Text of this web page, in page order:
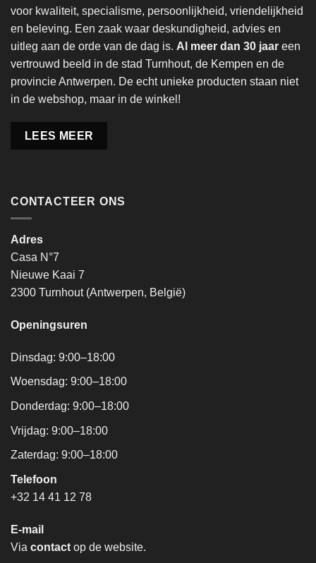
voor kwaliteit, specialisme, persoonlijkheid, vriendelijkheid
en beleving. Een zaak waar deskundigheid, advies en
uitleg aan de orde van de dag is. Al meer dan 30 jaar een
vertrouwd beeld in de stad Turnhout, de Kempen en de
provincie Antwerpen. De echt unieke producten staan niet
in de webshop, maar in de winkel!
LEES MEER
CONTACTEER ONS
Adres
Casa N°7
Nieuwe Kaai 7
2300 Turnhout (Antwerpen, België)
Openingsuren
Dinsdag: 9:00–18:00
Woensdag: 9:00–18:00
Donderdag: 9:00–18:00
Vrijdag: 9:00–18:00
Zaterdag: 9:00–18:00
Telefoon
+32 14 41 12 78
E-mail
Via contact op de website.